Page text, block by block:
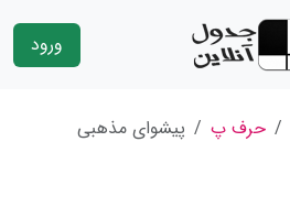
ورود
حرف پ پیشوای مذهبی